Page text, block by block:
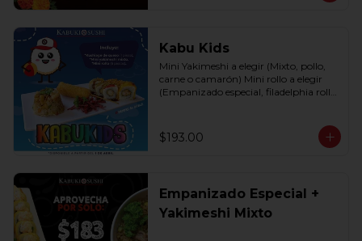
Kabu Kids
Mini Yakimeshi a elegir (Mixto, pollo,
carne o camarón) Mini rollo a elegir
(Empanizado especial, filadelphia roll,
$193.00
Empanizado Especial +
Yakimeshi Mixto